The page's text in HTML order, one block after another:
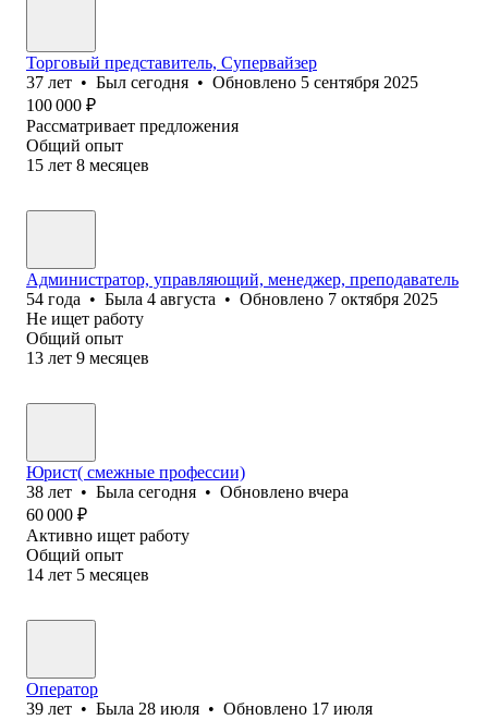
Торговый представитель, Супервайзер
37 лет • Был сегодня • Обновлено 5 сентября 2025
100 000 ₽
Рассматривает предложения
Общий опыт
15 лет 8 месяцев
Администратор, управляющий, менеджер, преподаватель
54 года • Была 4 августа • Обновлено 7 октября 2025
Не ищет работу
Общий опыт
13 лет 9 месяцев
Юрист( смежные профессии)
38 лет • Была сегодня • Обновлено вчера
60 000 ₽
Активно ищет работу
Общий опыт
14 лет 5 месяцев
Оператор
39 лет • Была 28 июля • Обновлено 17 июля